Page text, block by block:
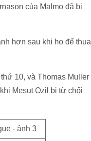
của Malmo đã bị
hơn sau khi họ để thua
10, và Thomas Muller
Mesut Ozil bị từ chối